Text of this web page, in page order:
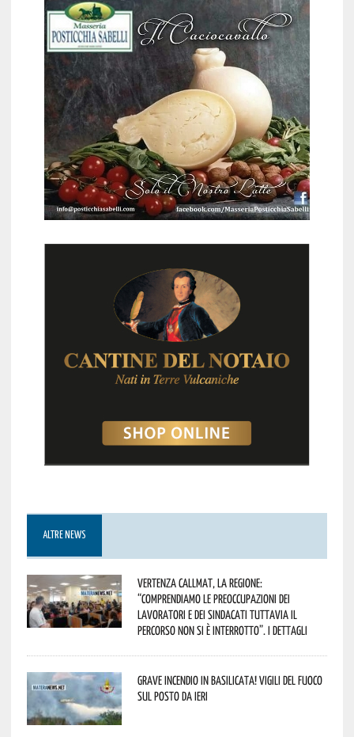
ALTRE NEWS
Vertenza CallMat, la Regione:
“comprendiamo le preoccupazioni dei
lavoratori e dei sindacati tuttavia il
percorso non si è interrotto”. I dettagli
Grave incendio in Basilicata! Vigili del fuoco
sul posto da ieri